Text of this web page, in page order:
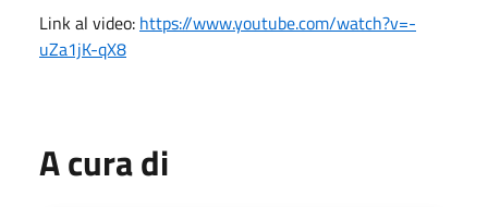
Link al video: https://www.youtube.com/watch?v=-
uZa1jK-qX8
A cura di